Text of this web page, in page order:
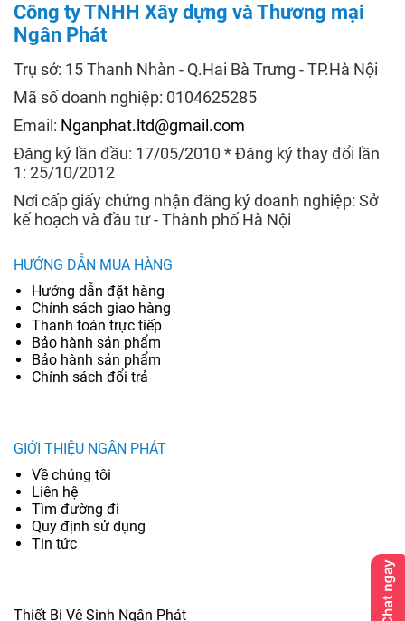
Công ty TNHH Xây dựng và Thương mại
Ngân Phát
Trụ sở: 15 Thanh Nhàn - Q.Hai Bà Trưng - TP.Hà Nội
Mã số doanh nghiệp: 0104625285
Email: Nganphat.ltd@gmail.com
Đăng ký lần đầu: 17/05/2010 * Đăng ký thay đổi lần
1: 25/10/2012
Nơi cấp giấy chứng nhận đăng ký doanh nghiệp: Sở
kế hoạch và đầu tư - Thành phố Hà Nội
HƯỚNG DẪN MUA HÀNG
Hướng dẫn đặt hàng
Chính sách giao hàng
Thanh toán trực tiếp
Bảo hành sản phẩm
Bảo hành sản phẩm
Chính sách đổi trả
GIỚI THIỆU NGÂN PHÁT
Về chúng tôi
Liên hệ
Tìm đường đi
Quy định sử dụng
Tin tức
Thiết Bị Vệ Sinh Ngân Phát